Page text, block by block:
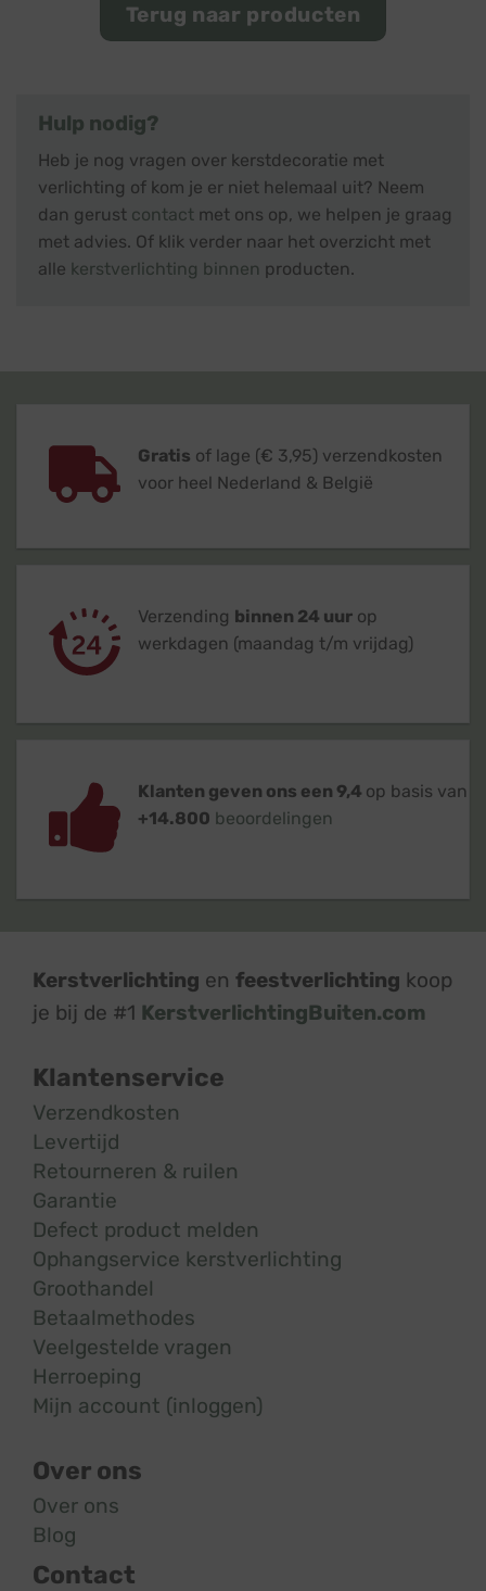
Terug naar producten
Hulp nodig?
Heb je nog vragen over kerstdecoratie met
verlichting of kom je er niet helemaal uit? Neem
dan gerust contact met ons op, we helpen je graag
met advies. Of klik verder naar het overzicht met
alle kerstverlichting binnen producten.
Gratis of lage (€ 3,95) verzendkosten
voor heel Nederland & België
Verzending binnen 24 uur op
werkdagen (maandag t/m vrijdag)
Klanten geven ons een 9,4 op basis van
+14.800 beoordelingen
Kerstverlichting en feestverlichting koop
je bij de #1 KerstverlichtingBuiten.com
Klantenservice
Verzendkosten
Levertijd
Retourneren & ruilen
Garantie
Defect product melden
Ophangservice kerstverlichting
Groothandel
Betaalmethodes
Veelgestelde vragen
Herroeping
Mijn account (inloggen)
Over ons
Over ons
Blog
Contact